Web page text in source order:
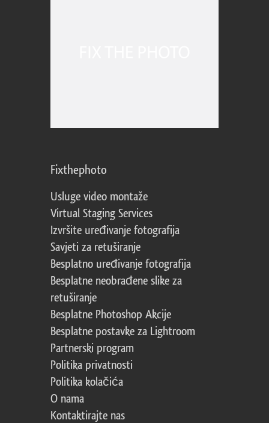
Fixthephoto
Usluge video montaže
Virtual Staging Services
Izvršite uređivanje fotografija
Savjeti za retuširanje
Besplatno uređivanje fotografija
Besplatne neobrađene slike za
retuširanje
Besplatne Photoshop Akcije
Besplatne postavke za Lightroom
Partnerski program
Politika privatnosti
Politika kolačića
O nama
Kontaktirajte nas